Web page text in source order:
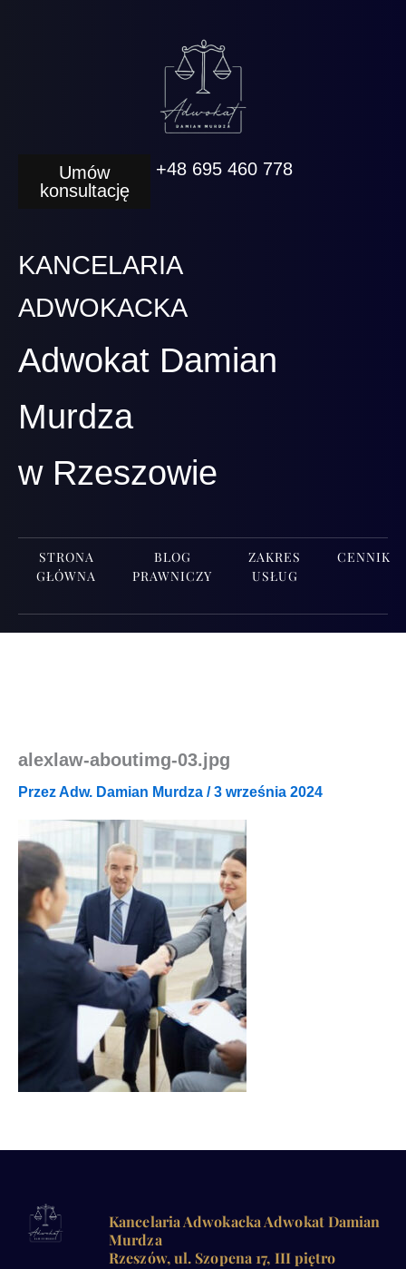
Umów
konsultację
+48 695 460 778
KANCELARIA
ADWOKACKA
Adwokat Damian
Murdza
w Rzeszowie
STRONA
GŁÓWNA
BLOG
PRAWNICZY
ZAKRES
USŁUG
CENNIK
alexlaw-aboutimg-03.jpg
PrzezAdw. Damian Murdza /3 września 2024
Kancelaria Adwokacka Adwokat Damian
Murdza
Rzeszów, ul. Szopena 17, III piętro